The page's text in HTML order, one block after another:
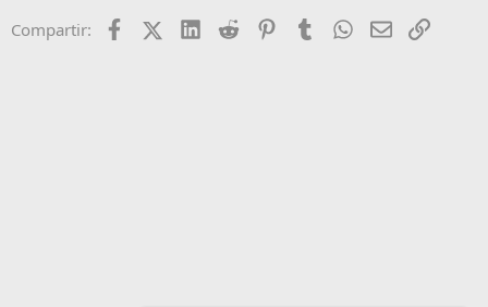
Compartir: FacebookX (Twitter)
LinkedIn
Reddit PinterestTumblr WhatsApp
EmailEnlace